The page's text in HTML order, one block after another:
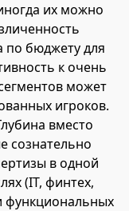
их можно
по бюджету для
к очень
может
игроков.
вместо
сознательно
в одной
(IT, финтех,
функциональных